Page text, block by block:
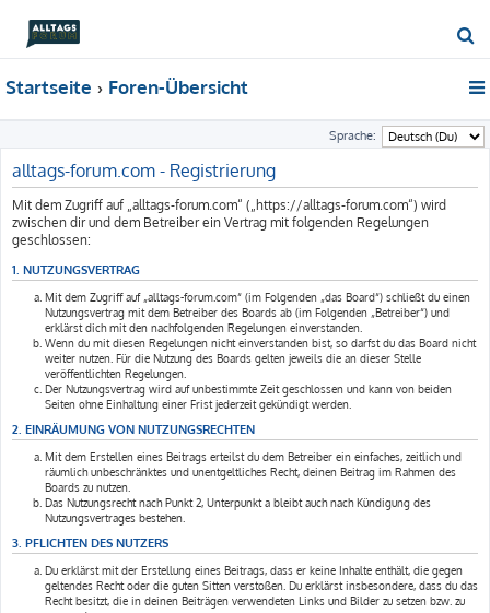
u
c
e
Startseite Foren-Übersicht
Sprache:
alltags-forum.com - Registrierung
Mit dem Zugriff auf „alltags-forum.com“ („https://alltags-forum.com“) wird
zwischen dir und dem Betreiber ein Vertrag mit folgenden Regelungen
geschlossen:
1. NUTZUNGSVERTRAG
Mit dem Zugriff auf „alltags-forum.com“ (im Folgenden „das Board“) schließt du einen
Nutzungsvertrag mit dem Betreiber des Boards ab (im Folgenden „Betreiber“) und
erklärst dich mit den nachfolgenden Regelungen einverstanden.
Wenn du mit diesen Regelungen nicht einverstanden bist, so darfst du das Board nicht
weiter nutzen. Für die Nutzung des Boards gelten jeweils die an dieser Stelle
veröffentlichten Regelungen.
Der Nutzungsvertrag wird auf unbestimmte Zeit geschlossen und kann von beiden
Seiten ohne Einhaltung einer Frist jederzeit gekündigt werden.
2. EINRÄUMUNG VON NUTZUNGSRECHTEN
Mit dem Erstellen eines Beitrags erteilst du dem Betreiber ein einfaches, zeitlich und
räumlich unbeschränktes und unentgeltliches Recht, deinen Beitrag im Rahmen des
Boards zu nutzen.
Das Nutzungsrecht nach Punkt 2, Unterpunkt a bleibt auch nach Kündigung des
Nutzungsvertrages bestehen.
3. PFLICHTEN DES NUTZERS
Du erklärst mit der Erstellung eines Beitrags, dass er keine Inhalte enthält, die gegen
geltendes Recht oder die guten Sitten verstoßen. Du erklärst insbesondere, dass du das
Recht besitzt, die in deinen Beiträgen verwendeten Links und Bilder zu setzen bzw. zu